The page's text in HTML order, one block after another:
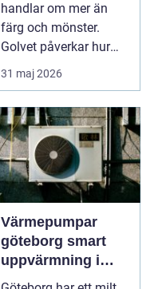
handlar om mer än
färg och mönster.
Golvet påverkar hur
rummet upplevs, hur
31 maj 2026
Värmepumpar
göteborg smart
uppvärmning i
kustklimat